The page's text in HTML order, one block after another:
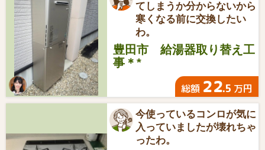
てしまうか分からないから
寒くなる前に交換したい
わ。
豊田市 給湯器取り替え工
事＊*
総額 22.5 万円
今使っているコンロが気に
入っていましたが壊れちゃ
ったわ。